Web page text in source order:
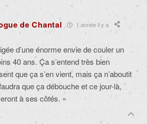
de Chantal 1 année il y a
d’une énorme envie de couler un
40 ans. Ça s’entend très bien
que ça s’en vient, mais ça n’aboutit
que ça débouche et ce jour-là,
à ses côtés. »